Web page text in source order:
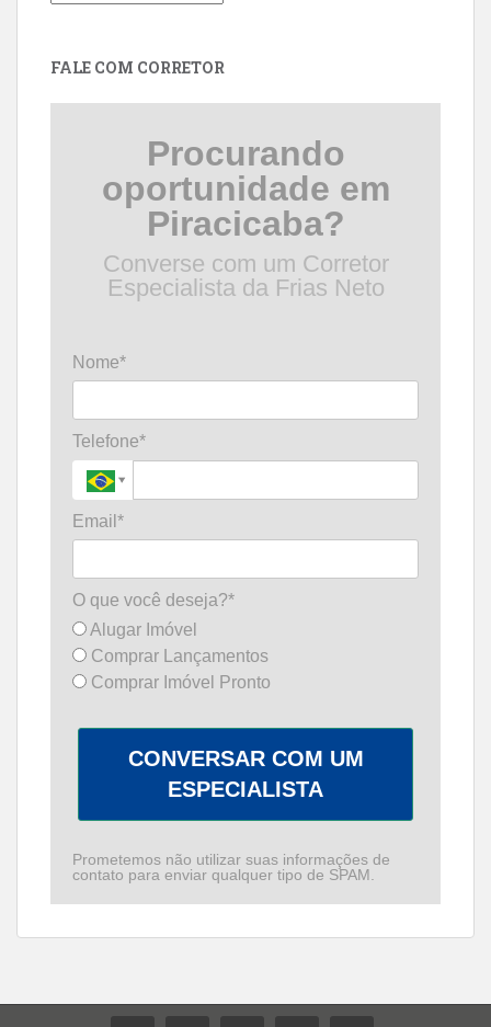
FALE COM CORRETOR
Procurando
oportunidade em
Piracicaba?
Converse com um Corretor
Especialista da Frias Neto
Nome*
Telefone*
Email*
O que você deseja?*
Alugar Imóvel
Comprar Lançamentos
Comprar Imóvel Pronto
CONVERSAR COM UM
ESPECIALISTA
Prometemos não utilizar suas informações de
contato para enviar qualquer tipo de SPAM.